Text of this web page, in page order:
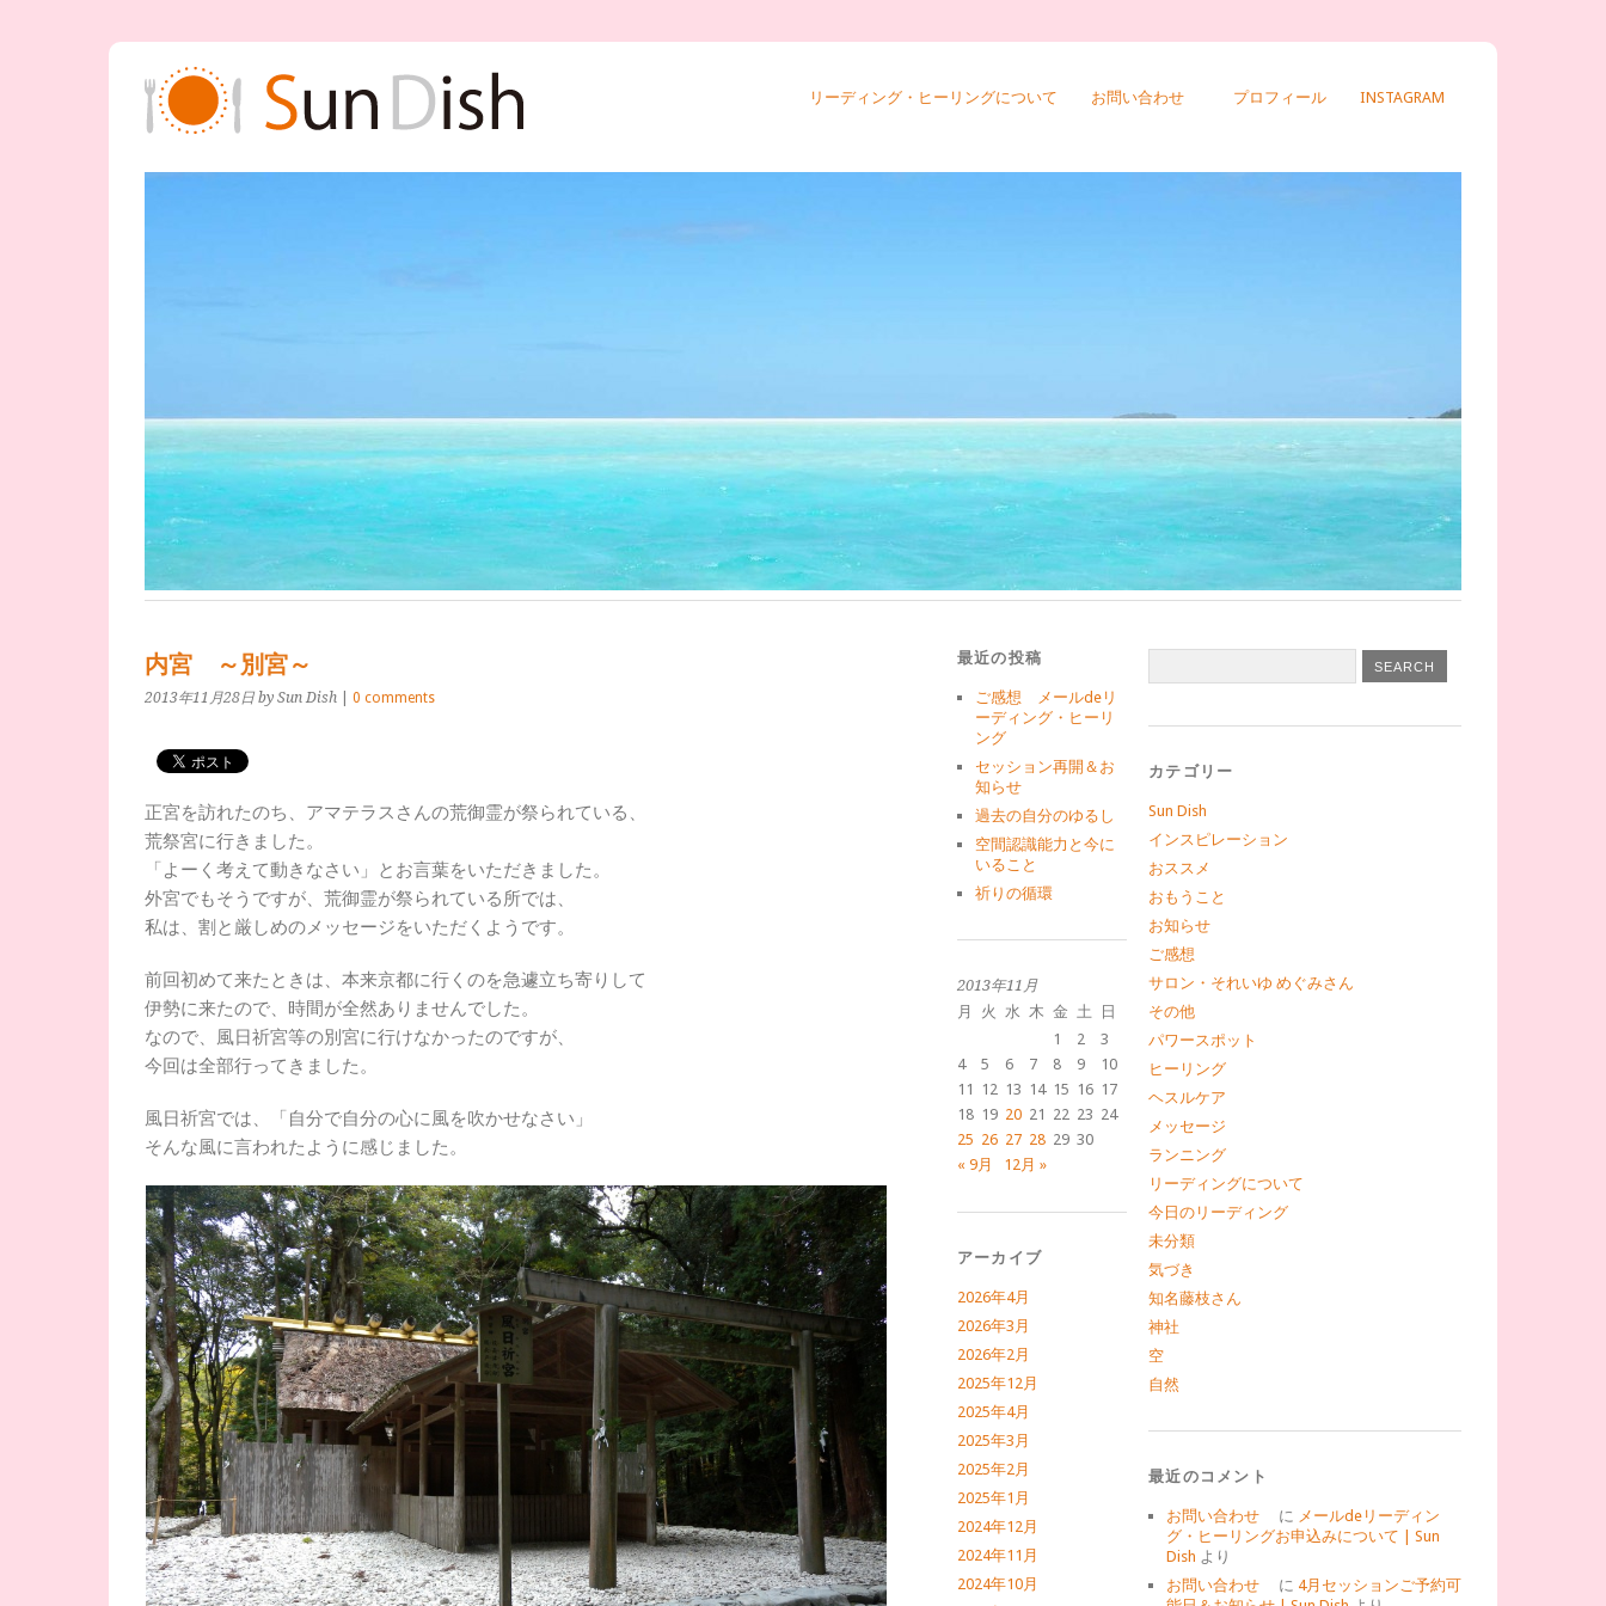
リーディング・ヒーリングについて お問い合わせ プロフィール INSTAGRAM
内宮 ～別宮～
2013年11月28日 by Sun Dish 0 comments
正宮を訪れたのち、アマテラスさんの荒御霊が祭られている、
荒祭宮に行きました。
「よーく考えて動きなさい」とお言葉をいただきました。
外宮でもそうですが、荒御霊が祭られている所では、
私は、割と厳しめのメッセージをいただくようです。
前回初めて来たときは、本来京都に行くのを急遽立ち寄りして
伊勢に来たので、時間が全然ありませんでした。
なので、風日祈宮等の別宮に行けなかったのですが、
今回は全部行ってきました。
風日祈宮では、「自分で自分の心に風を吹かせなさい」
そんな風に言われたように感じました。
最近の投稿
ご感想 メールdeリ
ーディング・ヒーリ
ング
セッション再開＆お
知らせ
過去の自分のゆるし
空間認識能力と今に
いること
祈りの循環
2013年11月
月
火 水 木 金 土
日
1
2
3
4
5 6 7 8 9
10
11
12 13 14 15 16 17
18 19 20 21 22 23 24
25 26 27 28 29 30
« 9月
12月 »
アーカイブ
2026年4月
2026年3月
2026年2月
2025年12月
2025年4月
2025年3月
2025年2月
2025年1月
2024年12月
2024年11月
2024年10月
カテゴリー
Sun Dish
インスピレーション
おススメ
おもうこと
お知らせ
ご感想
サロン・それいゆ めぐみさん
その他
パワースポット
ヒーリング
ヘスルケア
メッセージ
ランニング
リーディングについて
今日のリーディング
未分類
気づき
知名藤枝さん
神社
空
自然
最近のコメント
お問い合わせ に メールdeリーディン
グ・ヒーリングお申込みについて | Sun
Dish より
お問い合わせ
に 4月セッションご予約可